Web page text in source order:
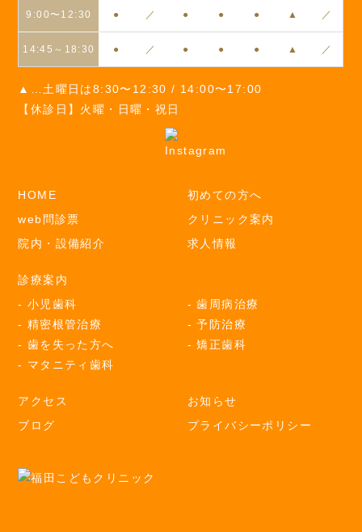
9:00〜12:30 ● ／ ● ● ● ▲ ／
14:45～18:30 ● ／ ● ● ● ▲ ／
▲…土曜日は8:30〜12:30 / 14:00〜17:00
【休診日】火曜・日曜・祝日
HOME
初めての方へ
web問診票
クリニック案内
院内・設備紹介
求人情報
診療案内
小児歯科
歯周病治療
精密根管治療
予防治療
歯を失った方へ
矯正歯科
マタニティ歯科
アクセス
お知らせ
ブログ
プライバシーポリシー